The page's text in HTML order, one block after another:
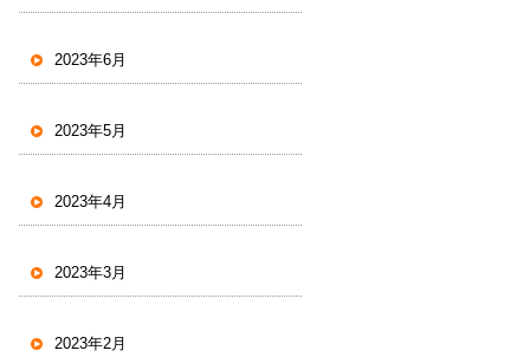
2023年6月
2023年5月
2023年4月
2023年3月
2023年2月